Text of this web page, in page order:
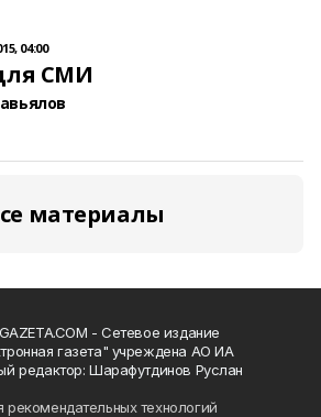
СМИ
04:00
материалы
- Сетевое издание
газета" учреждена АО ИА
редактор: Шарафутдинов Руслан
технологий